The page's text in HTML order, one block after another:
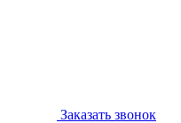
Заказать звонок